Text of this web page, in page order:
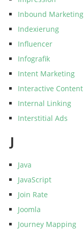
Inbound Marketing
Indexierung
Influencer
Infografik
Intent Marketing
Interactive Content
Internal Linking
Interstitial Ads
J
Java
JavaScript
Join Rate
Joomla
Journey Mapping